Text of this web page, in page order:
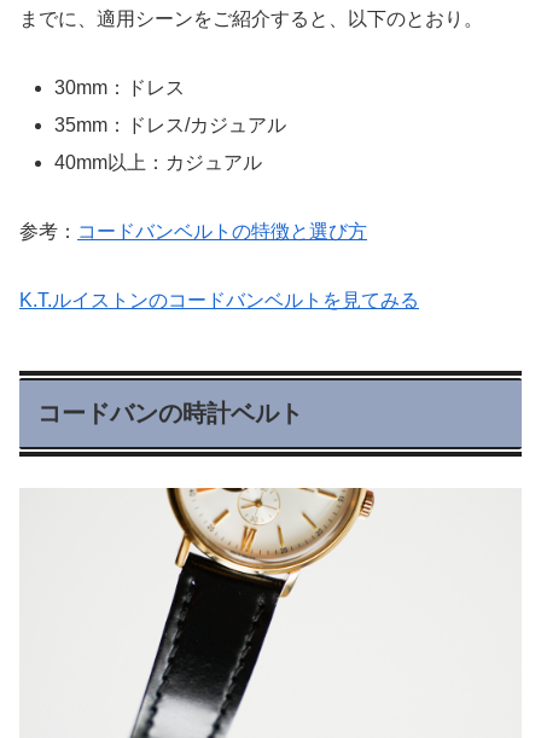
までに、適用シーンをご紹介すると、以下のとおり。
30mm：ドレス
35mm：ドレス/カジュアル
40mm以上：カジュアル
参考： コードバンベルトの特徴と選び方
K.T.ルイストンのコードバンベルトを見てみる
コードバンの時計ベルト